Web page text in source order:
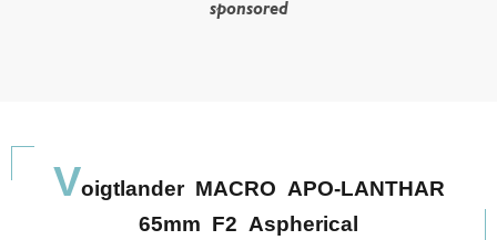
sponsored
Voigtlander MACRO APO-LANTHAR
65mm F2 Aspherical